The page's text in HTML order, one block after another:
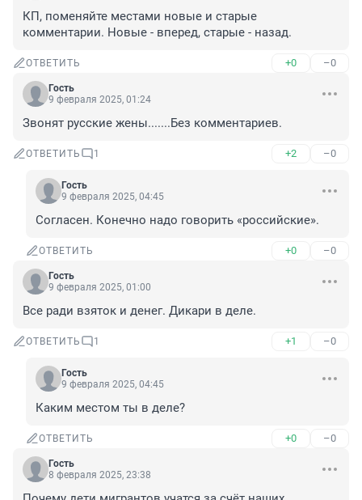
КП, поменяйте местами новые и старые
комментарии. Новые - вперед, старые - назад.
ОТВЕТИТЬ +0 –0
Гость
9 февраля 2025, 01:24
Звонят русские жены.......Без комментариев.
ОТВЕТИТЬ 1 +2 –0
Гость
9 февраля 2025, 04:45
Согласен. Конечно надо говорить «российские».
ОТВЕТИТЬ +0 –0
Гость
9 февраля 2025, 01:00
Все ради взяток и денег. Дикари в деле.
ОТВЕТИТЬ 1 +1 –0
Гость
9 февраля 2025, 04:45
Каким местом ты в деле?
ОТВЕТИТЬ +0 –0
Гость
8 февраля 2025, 23:38